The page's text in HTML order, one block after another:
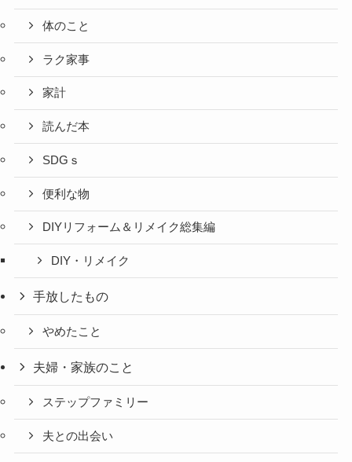
体のこと
ラク家事
家計
読んだ本
SDGｓ
便利な物
DIYリフォーム＆リメイク総集編
DIY・リメイク
手放したもの
やめたこと
夫婦・家族のこと
ステップファミリー
夫との出会い